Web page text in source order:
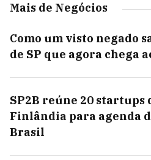
Mais de Negócios
Como um visto negado
de SP que agora chega
SP2B reúne 20 startups
Finlândia para agenda
Brasil